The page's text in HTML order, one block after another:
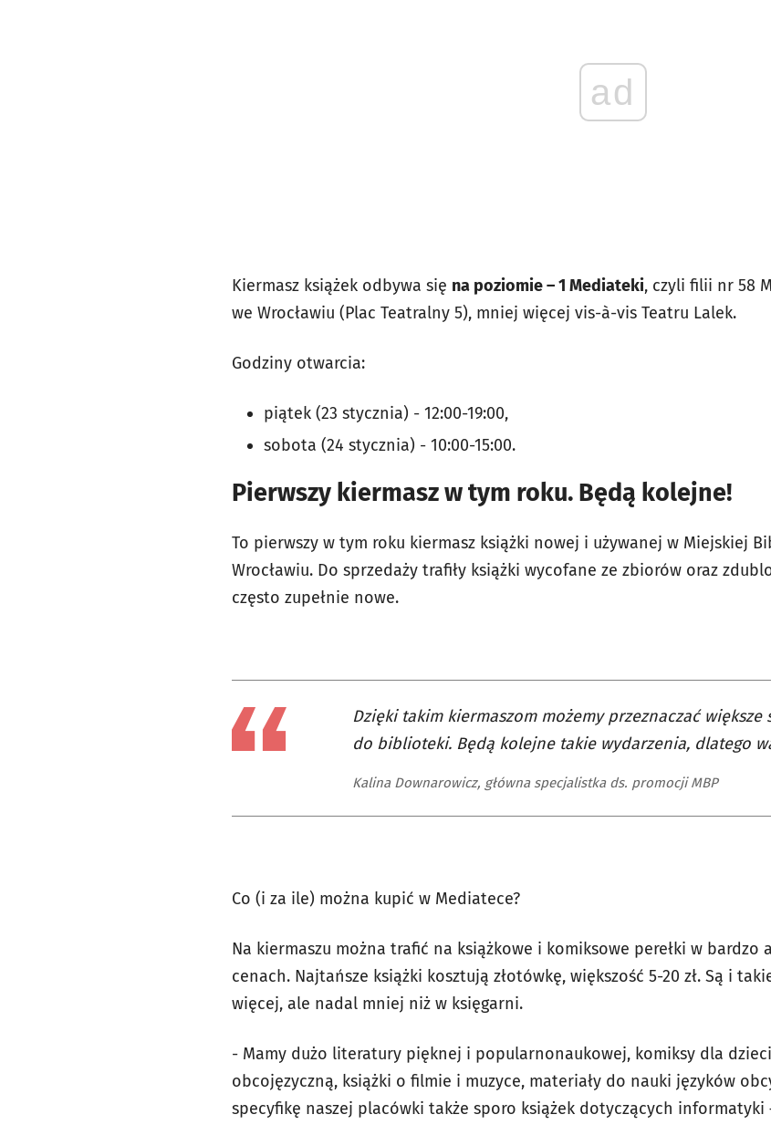
ad
Kiermasz książek odbywa się na poziomie – 1 Mediateki, czyli filii nr 58
we Wrocławiu (Plac Teatralny 5), mniej więcej vis-à-vis Teatru Lalek.
Godziny otwarcia:
piątek (23 stycznia) - 12:00-19:00,
sobota (24 stycznia) - 10:00-15:00.
Pierwszy kiermasz w tym roku. Będą kolejne!
To pierwszy w tym roku kiermasz książki nowej i używanej w Miejskiej
Wrocławiu. Do sprzedaży trafiły książki wycofane ze zbiorów oraz
często zupełnie nowe.
Dzięki takim kiermaszom możemy przeznaczać
do biblioteki. Będą kolejne takie wydarzenia, dlatego
Kalina Downarowicz, główna specjalistka ds. promocji MBP
Co (i za ile) można kupić w Mediatece?
Na kiermaszu można trafić na książkowe i komiksowe perełki w bardzo
cenach. Najtańsze książki kosztują złotówkę, większość 5-20 zł. Są i
więcej, ale nadal mniej niż w księgarni.
- Mamy dużo literatury pięknej i popularnonaukowej, komiksy dla
obcojęzyczną, książki o filmie i muzyce, materiały do nauki języków
specyfikę naszej placówki także sporo książek dotyczących informatyki